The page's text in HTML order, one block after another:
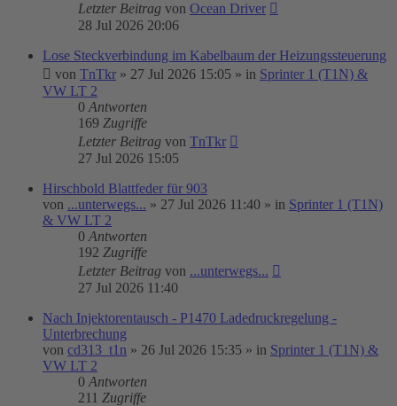
Letzter Beitrag von Ocean Driver
28 Jul 2026 20:06
Lose Steckverbindung im Kabelbaum der Heizungssteuerung
von TnTkr » 27 Jul 2026 15:05 » in Sprinter 1 (T1N) &
VW LT 2
0 Antworten
169 Zugriffe
Letzter Beitrag von TnTkr
27 Jul 2026 15:05
Hirschbold Blattfeder für 903
von ...unterwegs... » 27 Jul 2026 11:40 » in Sprinter 1 (T1N)
& VW LT 2
0 Antworten
192 Zugriffe
Letzter Beitrag von ...unterwegs...
27 Jul 2026 11:40
Nach Injektorentausch - P1470 Ladedruckregelung -
Unterbrechung
von cd313_t1n » 26 Jul 2026 15:35 » in Sprinter 1 (T1N) &
VW LT 2
0 Antworten
211 Zugriffe